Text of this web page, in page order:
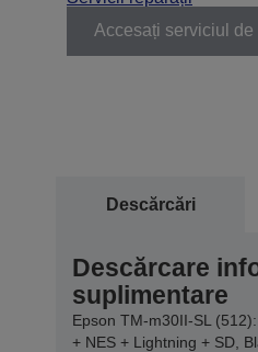
Accesați serviciul de
Descărcări
Descărcare
suplimentare
Epson TM-m30II-SL
+ NES + Lightning + SD,